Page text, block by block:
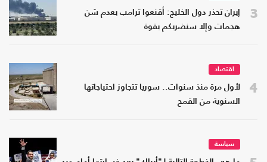
3
إيران تحذر دول الخليج: أقنعوا ترامب بعدم شن
هجمات وإلا سنضربكم بقوة
4
اقتصاد
لأول مرة منذ سنوات.. سوريا تتجاوز احتياجاتها
السنوية من القمح
سياسة